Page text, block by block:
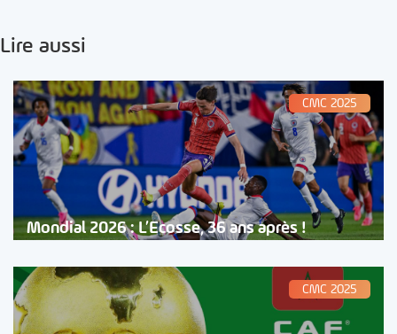
Lire aussi
CMC 2025
Mondial 2026 : L’Ecosse, 36 ans après !
CMC 2025